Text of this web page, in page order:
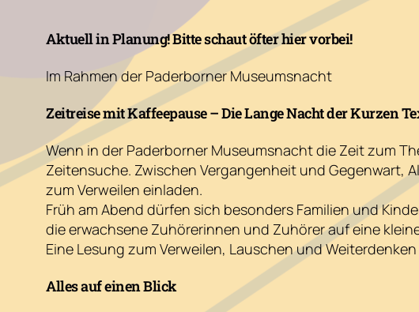
Aktuell in Planung! Bitte schaut öfter hier vorbei!
Im Rahmen der Paderborner Museumsnacht
Zeitreise mit Kaffeepause – Die Lange Nacht der Kurzen
Wenn in der Paderborner Museumsnacht die Zeit zum
Zeitensuche. Zwischen Vergangenheit und Gegenwart,
zum Verweilen einladen.
Früh am Abend dürfen sich besonders Familien und
die erwachsene Zuhörerinnen und Zuhörer auf eine
Eine Lesung zum Verweilen, Lauschen und
Alles auf einen Blick